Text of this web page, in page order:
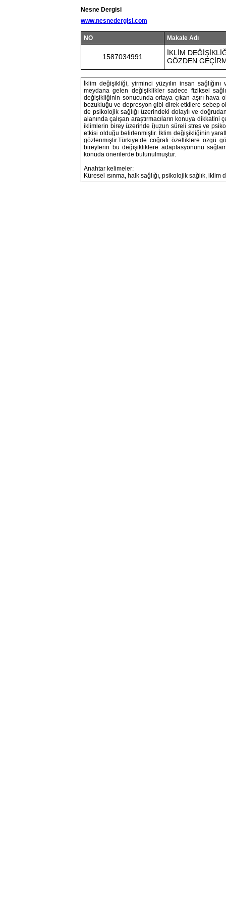
Nesne Dergisi
www.nesnedergisi.com
NO Makale Adı
1587034991
İKLİM
GÖZDEN
İklim değişikliği, yirminci yüzyılın insan
meydana gelen değişiklikler sadece fiziksel
değişikliğinin sonucunda ortaya çıkan aşırı hava
bozukluğu ve depresyon gibi direk etkilere sebep
de psikolojik sağlığı üzerindeki dolaylı ve
alanında çalışan araştırmacıların konuya
iklimlerin birey üzerinde i)uzun süreli stres ve
etkisi olduğu belirlenmiştir. İklim değişikliğinin
gözlenmiştir.Türkiye’de coğrafi özelliklere özgü
bireylerin bu değişikliklere adaptasyonunu
konuda önerilerde bulunulmuştur.
Anahtar kelimeler:
Küresel ısınma, halk sağlığı, psikolojik sağlık,